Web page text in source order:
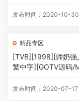
发布时间：2020-10-30
精品专区
[TVB][1998][师奶强
繁中字][GOTV源码/
发布时间：2020-07-17